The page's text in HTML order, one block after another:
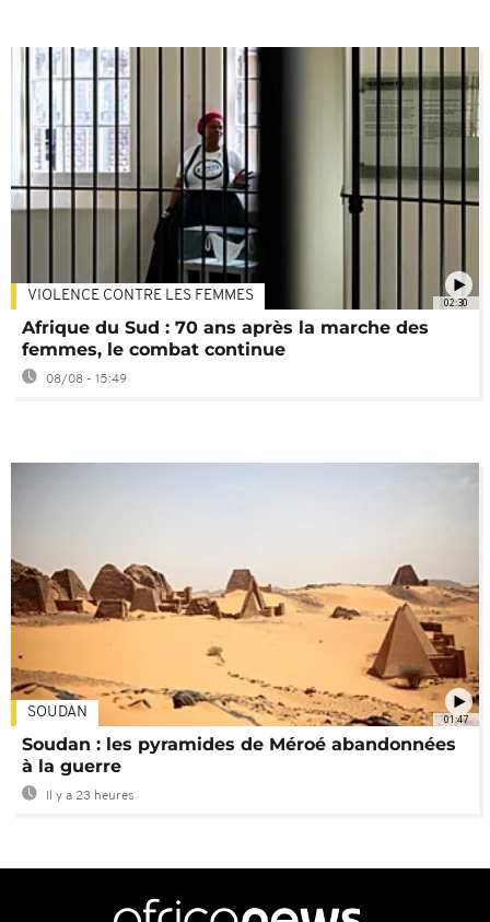
02:30
VIOLENCE CONTRE LES FEMMES
Afrique du Sud : 70 ans après la marche des
femmes, le combat continue
08/08 - 15:49
01:47
SOUDAN
Soudan : les pyramides de Méroé abandonnées
à la guerre
Il y a 23 heures